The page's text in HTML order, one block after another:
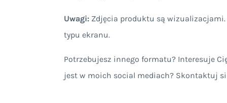
Uwagi: Zdjęcia produktu są
typu ekranu.
Potrzebujesz innego formatu? Interesuje
jest w moich social mediach? Skontaktuj